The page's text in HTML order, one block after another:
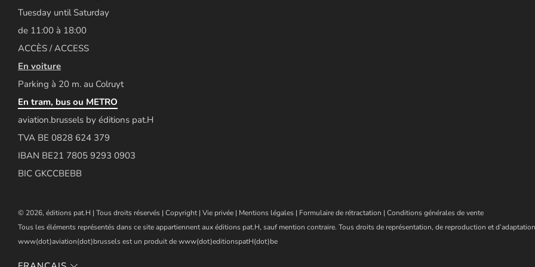
Tuesday until Saturday
de 11:00 à 18:00
ACCÈS / ACCESS
En voiture
Parking à 20 m. au Colruyt
En tram, bus ou METRO
aviation.brussels by éditions pat.H
TVA BE 0828 624 379
IBAN BE21 7805 9293 0903
BIC GKCCBEBB
© 2026, éditions pat.H | Tous droits réservés | Copyright| Vie privée | Mentions légales | Formulaire de rétractation | Conditions générales de vente
Tous les éléments représentés dans ce site appartiennent aux éditions pat.H, sauf mention contraire. Tous droits de représentation, de reproduction et
www(dot)aviation(dot)brussels est un produit de www(dot)editionspatH(dot)be